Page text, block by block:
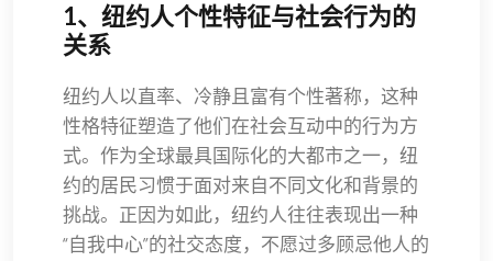
1、纽约人个性特征与社会行为的
关系
纽约人以直率、冷静且富有个性著称，这种
性格特征塑造了他们在社会互动中的行为方
式。作为全球最具国际化的大都市之一，纽
约的居民习惯于面对来自不同文化和背景的
挑战。正因为如此，纽约人往往表现出一种
“自我中心”的社交态度，不愿过多顾忌他人的